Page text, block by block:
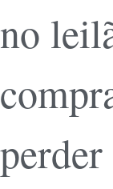
no